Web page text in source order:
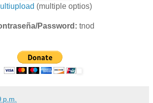
(multiple optios)
Password: tnod
p.m.